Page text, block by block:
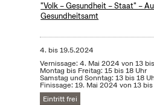
"Volk – Gesundheit – Staat" –
Gesundheitsamt
4. bis19.5.2024
Vernissage: 4. Mai 2024 von 13
Montag bis Freitag: 15 bis 18 Uhr
Samstag und Sonntag: 13 bis 18
Finissage: 19. Mai 2024 von 13 bis
Eintritt frei